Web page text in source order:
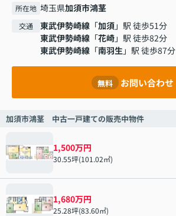
所在地 埼玉県加須市鴻茎
交通 東武伊勢崎線 「加須」駅 徒歩51分
東武伊勢崎線 「花崎」駅 徒歩82分
東武伊勢崎線 「南羽生」駅 徒歩87分
無料 お問い合わせ
加須市鴻茎 中古一戸建ての販売中物件
1,500万円
30.55坪(101.02㎡)
1,680万円
25.28坪(83.60㎡)